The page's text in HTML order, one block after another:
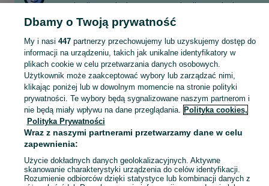
mechanik samochodowy praca mechanik samochodowy
Skorzystaj z największego serwisu ogłoszeniowego - Lublin i okolice! - kupuj lub sprzedawaj jeszcze wygodniej w kategorii Mechanik, elektromechanik, wulkanizator! Zobacz
Mapa kategorii
Mapa miejscowości
Mapa ministron
Popularne wyszukiwania
Dbamy o Twoją prywatność
My i nasi 447partnerzy przechowujemy lub uzyskujemy dostęp do
informacji na urządzeniu, takich jak unikalne identyfikatory w
plikach cookie w celu przetwarzania danych osobowych.
Użytkownik może zaakceptować wybory lub zarządzać nimi,
klikając poniżej lub w dowolnym momencie na stronie polityki
prywatności. Te wybory będą sygnalizowane naszym partnerom i
nie będą miały wpływu na dane przeglądania. Polityka cookies,
Polityka Prywatności
Wraz z naszymi partnerami przetwarzamy dane w celu
zapewnienia:
Użycie dokładnych danych geolokalizacyjnych. Aktywne
skanowanie charakterystyki urządzenia do celów identyfikacji.
Rozumienie odbiorców dzięki statystyce lub kombinacji danych z